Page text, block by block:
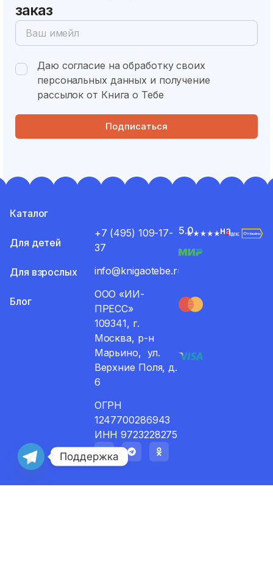
заказ
Даю согласие на обработку своих
персональных данных и получение
рассылок от Книга о Тебе
Подписаться
+7 (495) 109-17-
37
info@knigaotebe.ru
ООО «ИИ-
ПРЕСС»
109341, г.
Москва, р-н
Марьино, ул.
Верхние Поля, д.
6
ОГРН
1247700286943
ИНН 9723228275
Каталог
Для детей
Для взрослых
Блог
5.0 на
Поддержка